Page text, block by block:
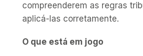
compreenderem as regras
aplicá-las corretamente.
O que está em jogo